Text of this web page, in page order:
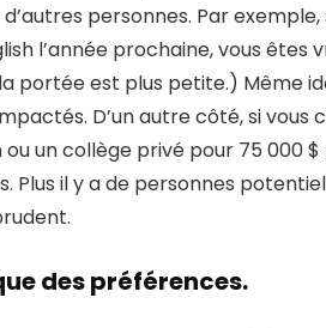
personnes. Par exemple,
l’année prochaine, vous êtes
portée est plus petite.) Même
D’un autre côté, si vous
un collège privé pour 75 000 $
Plus il y a de personnes
des préférences.